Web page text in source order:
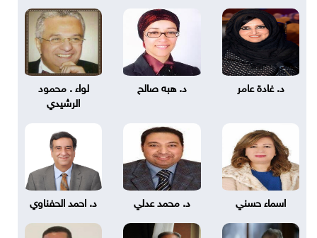
د. غادة عامر د. هبه صالح
لواء . محمود
الرشيدي
اسماء حسني د. محمد عدلي د. احمد الحفناوي